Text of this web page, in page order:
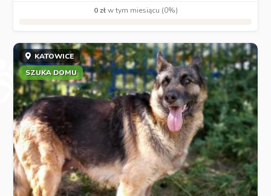
0 złw tym miesiącu (0%)
KATOWICE
SZUKA DOMU